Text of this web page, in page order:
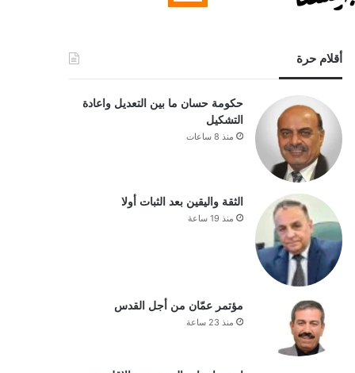
أقلام حرة
حكومة حسان ما بين التعديل واعادة
التشكيل
منذ 8 ساعات
الثقة واليقين بعد الثبات أولا
منذ 19 ساعة
مؤتمر عمّان من أجل القدس
منذ 23 ساعة